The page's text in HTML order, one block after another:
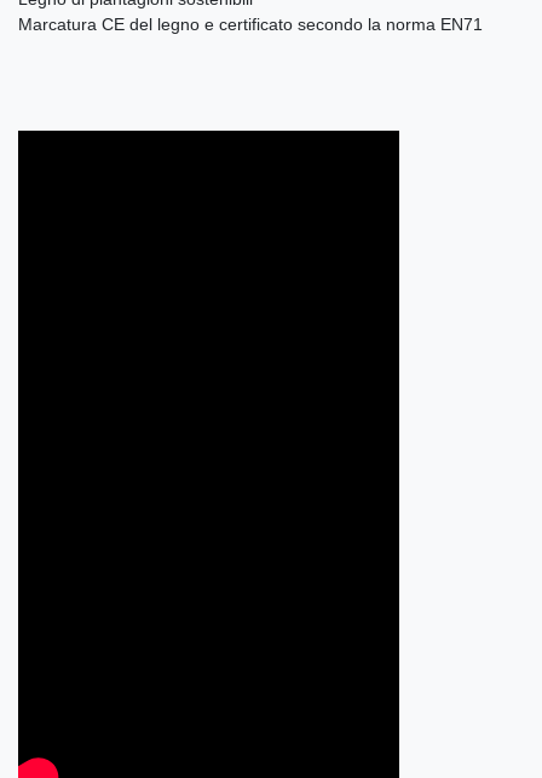
Marcatura CE del legno e certificato secondo la norma EN71